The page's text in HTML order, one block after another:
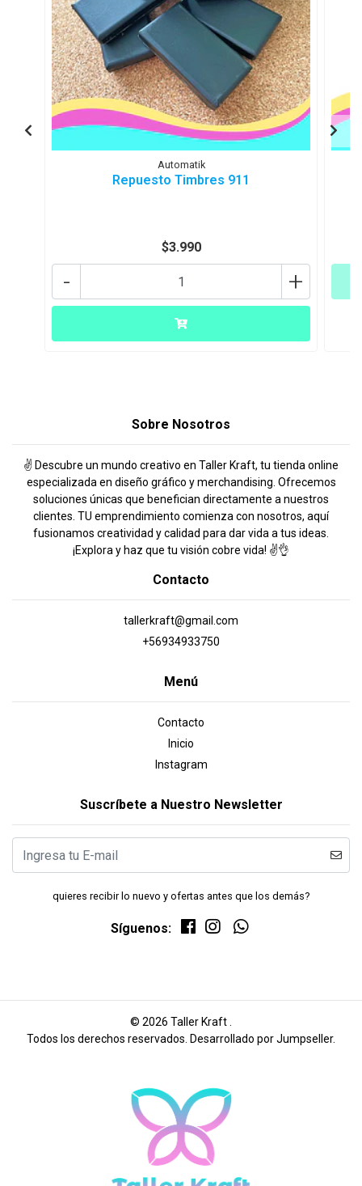
Automatik
Repuesto Timbres 911
$3.990
+
-
Sobre Nosotros
✌️ Descubre un mundo creativo en Taller Kraft, tu tienda online
especializada en diseño gráfico y merchandising. Ofrecemos
soluciones únicas que benefician directamente a nuestros
clientes. TU emprendimiento comienza con nosotros, aquí
fusionamos creatividad y calidad para dar vida a tus ideas.
¡Explora y haz que tu visión cobre vida! ✌️👌
Contacto
tallerkraft@gmail.com
+56934933750
Menú
Contacto
Inicio
Instagram
Suscríbete a Nuestro Newsletter
quieres recibir lo nuevo y ofertas antes que los demás?
Síguenos:
© 2026 Taller Kraft .
Todos los derechos reservados. Desarrollado por Jumpseller.